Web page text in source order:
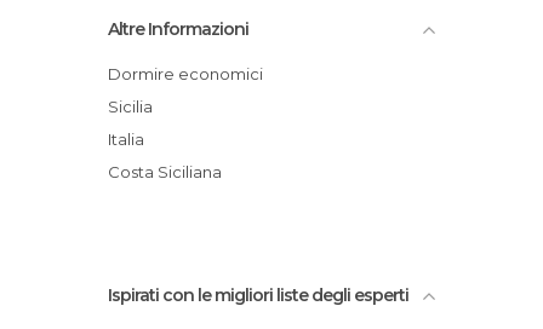
Palazzi a Palermo
Piazze a Palermo
Pub a Palermo
Riserve Naturali a Palermo
Spiagge a Palermo
Vie a Palermo
Cappella Palatina
Mercato Storico di Ballarò
Palazzo dei Normanni
San Giovanni degli Eremiti
Catacombe dei Cappuccini
Altre Informazioni
Dormire economici
Sicilia
Italia
Costa Siciliana
Ispirati con le migliori liste degli esperti